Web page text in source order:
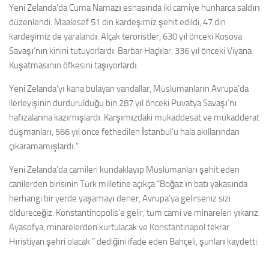
Yeni Zelanda’da Cuma Namazı esnasında iki camiye hunharca saldırı
düzenlendi. Maalesef 51 din kardeşimiz şehit edildi, 47 din
kardeşimiz de yaralandı. Alçak teröristler, 630 yıl önceki Kosova
Savaşı’nın kinini tutuyorlardı. Barbar Haçlılar, 336 yıl önceki Viyana
Kuşatmasının öfkesini taşıyorlardı.
Yeni Zelanda’yı kana bulayan vandallar, Müslümanların Avrupa’da
ilerleyişinin durdurulduğu bin 287 yıl önceki Puvatya Savaşı’nı
hafızalarına kazımışlardı. Karşımızdaki mukaddesat ve mukadderat
düşmanları, 566 yıl önce fethedilen İstanbul’u hala akıllarından
çıkaramamışlardı.”
Yeni Zelanda’da camileri kundaklayıp Müslümanları şehit eden
canilerden birisinin Türk milletine açıkça “Boğaz’ın batı yakasında
herhangi bir yerde yaşamayı dener, Avrupa’ya gelirseniz sizi
öldüreceğiz. Konstantinopolis’e gelir, tüm cami ve minareleri yıkarız.
Ayasofya, minarelerden kurtulacak ve Konstantinapol tekrar
Hıristiyan şehri olacak.” dediğini ifade eden Bahçeli, şunları kaydetti: